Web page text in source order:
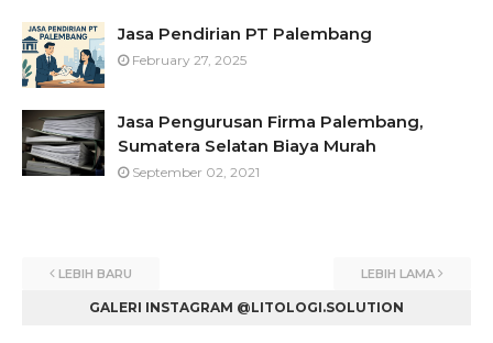
Jasa Pendirian PT Palembang
February 27, 2025
Jasa Pengurusan Firma Palembang,
Sumatera Selatan Biaya Murah
September 02, 2021
LEBIH BARU LEBIH LAMA
GALERI INSTAGRAM @LITOLOGI.SOLUTION